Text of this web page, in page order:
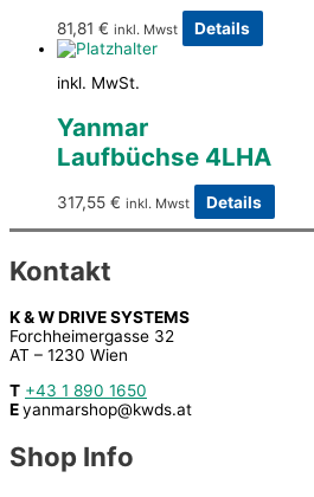
81,81 € inkl. Mwst Details
inkl. MwSt.
Yanmar
Laufbüchse 4LHA
317,55 € inkl. Mwst Details
Kontakt
K & W DRIVE SYSTEMS
Forchheimergasse 32
AT – 1230 Wien
T +43 1 890 1650
Eyanmarshop@kwds.at
Shop Info